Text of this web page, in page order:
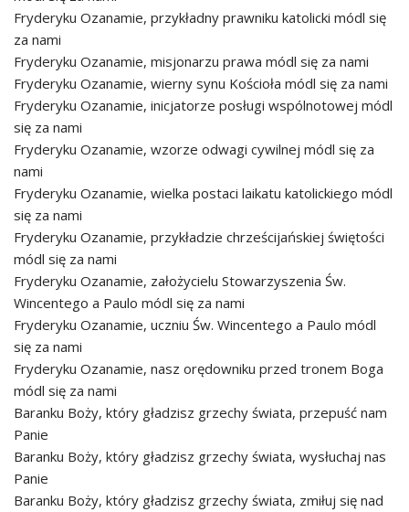
Fryderyku Ozanamie, przykładny prawniku katolicki módl się
za nami
Fryderyku Ozanamie, misjonarzu prawa módl się za nami
Fryderyku Ozanamie, wierny synu Kościoła módl się za nami
Fryderyku Ozanamie, inicjatorze posługi wspólnotowej módl
się za nami
Fryderyku Ozanamie, wzorze odwagi cywilnej módl się za
nami
Fryderyku Ozanamie, wielka postaci laikatu katolickiego módl
się za nami
Fryderyku Ozanamie, przykładzie chrześcijańskiej świętości
módl się za nami
Fryderyku Ozanamie, założycielu Stowarzyszenia Św.
Wincentego a Paulo módl się za nami
Fryderyku Ozanamie, uczniu Św. Wincentego a Paulo módl
się za nami
Fryderyku Ozanamie, nasz orędowniku przed tronem Boga
módl się za nami
Baranku Boży, który gładzisz grzechy świata, przepuść nam
Panie
Baranku Boży, który gładzisz grzechy świata, wysłuchaj nas
Panie
Baranku Boży, który gładzisz grzechy świata, zmiłuj się nad